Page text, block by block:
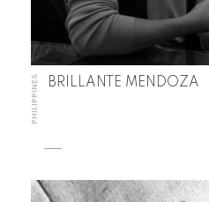
PHILIPPINES BRILLANTE MENDOZA